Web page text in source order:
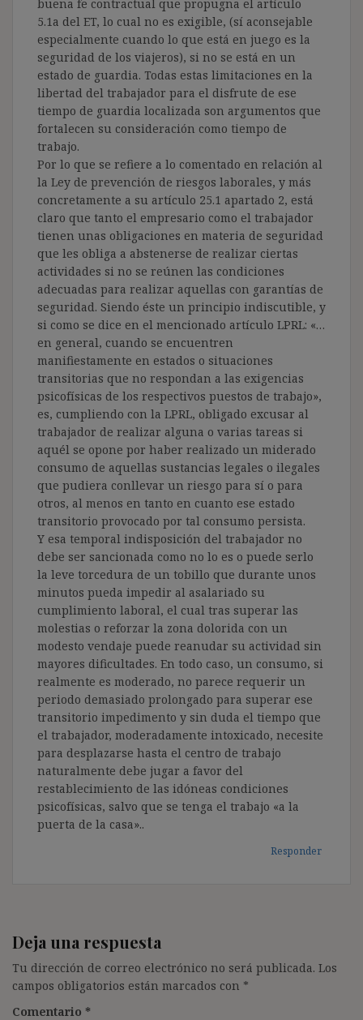
buena fe contractual que propugna el artículo
5.1a del ET, lo cual no es exigible, (sí aconsejable
especialmente cuando lo que está en juego es la
seguridad de los viajeros), si no se está en un
estado de guardia. Todas estas limitaciones en la
libertad del trabajador para el disfrute de ese
tiempo de guardia localizada son argumentos que
fortalecen su consideración como tiempo de
trabajo.
Por lo que se refiere a lo comentado en relación al
la Ley de prevención de riesgos laborales, y más
concretamente a su artículo 25.1 apartado 2, está
claro que tanto el empresario como el trabajador
tienen unas obligaciones en materia de seguridad
que les obliga a abstenerse de realizar ciertas
actividades si no se reúnen las condiciones
adecuadas para realizar aquellas con garantías de
seguridad. Siendo éste un principio indiscutible, y
si como se dice en el mencionado artículo LPRL: «…
en general, cuando se encuentren
manifiestamente en estados o situaciones
transitorias que no respondan a las exigencias
psicofísicas de los respectivos puestos de trabajo»,
es, cumpliendo con la LPRL, obligado excusar al
trabajador de realizar alguna o varias tareas si
aquél se opone por haber realizado un miderado
consumo de aquellas sustancias legales o ilegales
que pudiera conllevar un riesgo para sí o para
otros, al menos en tanto en cuanto ese estado
transitorio provocado por tal consumo persista.
Y esa temporal indisposición del trabajador no
debe ser sancionada como no lo es o puede serlo
la leve torcedura de un tobillo que durante unos
minutos pueda impedir al asalariado su
cumplimiento laboral, el cual tras superar las
molestias o reforzar la zona dolorida con un
modesto vendaje puede reanudar su actividad sin
mayores dificultades. En todo caso, un consumo, si
realmente es moderado, no parece requerir un
periodo demasiado prolongado para superar ese
transitorio impedimento y sin duda el tiempo que
el trabajador, moderadamente intoxicado, necesite
para desplazarse hasta el centro de trabajo
naturalmente debe jugar a favor del
restablecimiento de las idóneas condiciones
psicofísicas, salvo que se tenga el trabajo «a la
puerta de la casa»..
Responder
Deja una respuesta
Tu dirección de correo electrónico no será publicada. Los
campos obligatorios están marcados con *
Comentario *